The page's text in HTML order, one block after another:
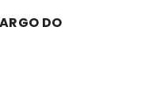
DO